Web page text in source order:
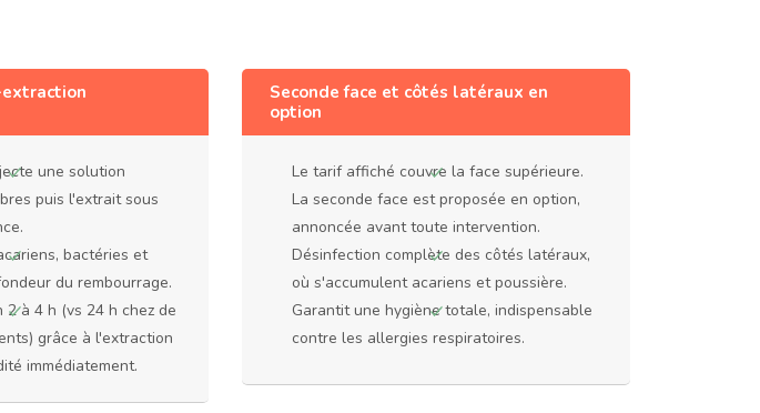
une solution
puis l'extrait sous
bactéries et
du rembourrage.
2 à 4 h (vs 24 h chez de
grâce à l'extraction
immédiatement.
Seconde face et côtés latéraux en
option
Le tarif affiché couvre la face supérieure.
La seconde face est proposée en option,
annoncée avant toute intervention.
Désinfection complète des côtés latéraux,
où s'accumulent acariens et poussière.
Garantit une hygiène totale, indispensable
contre les allergies respiratoires.